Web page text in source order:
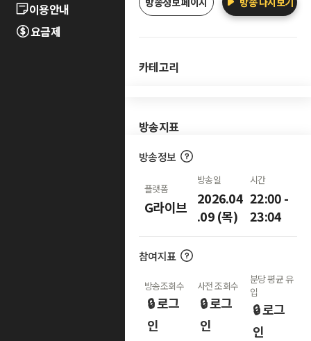
이용안내
요금제
카테고리
방송지표
방송정보
플랫폼
G라이브
방송일
2026.04
.09 (목)
시간
22:00 -
23:04
참여지표
방송조회수
🔒 로그
인
사전 조회수
🔒 로그
인
분당 평균 유
입
🔒 로그
인